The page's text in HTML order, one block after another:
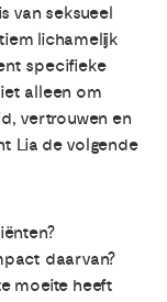
van seksueel
lichamelijk
specifieke
alleen om
vertrouwen en
Lia de volgende
daarvan?
moeite heeft